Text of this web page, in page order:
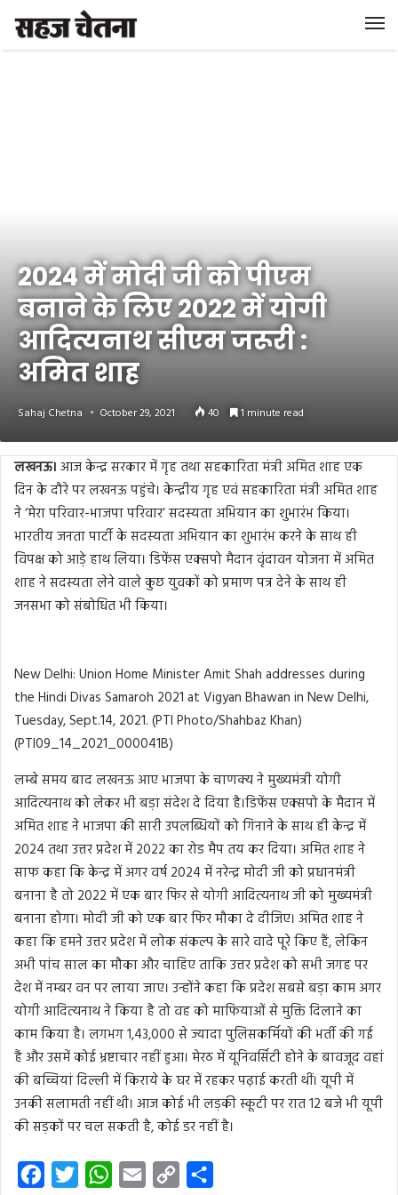
2024 में मोदी जी को पीएम
बनाने के लिए 2022 में योगी
आदित्यनाथ सीएम जरूरी :
अमित शाह
Sahaj Chetna October 29, 2021 40 1 minute read
लखनऊ। आज केन्द्र सरकार में गृह तथा सहकारिता मंत्री अमित शाह एक
दिन के दौरे पर लखनऊ पहुंचे। केन्द्रीय गृह एवं सहकारिता मंत्री अमित शाह
ने ‘मेरा परिवार-भाजपा परिवार’ सदस्यता अभियान का शुभारंभ किया।
भारतीय जनता पार्टी के सदस्यता अभियान का शुभारंभ करने के साथ ही
विपक्ष को आड़े हाथ लिया। डिफेंस एक्सपो मैदान वृंदावन योजना में अमित
शाह ने सदस्यता लेने वाले कुछ युवकों को प्रमाण पत्र देने के साथ ही
जनसभा को संबोधित भी किया।
New Delhi: Union Home Minister Amit Shah addresses during
the Hindi Divas Samaroh 2021 at Vigyan Bhawan in New Delhi,
Tuesday, Sept.14, 2021. (PTI Photo/Shahbaz Khan)
(PTI09_14_2021_000041B)
लम्बे समय बाद लखनऊ आए भाजपा के चाणक्य ने मुख्यमंत्री योगी
आदित्यनाथ को लेकर भी बड़ा संदेश दे दिया है।डिफेंस एक्सपो के मैदान में
अमित शाह ने भाजपा की सारी उपलब्धियों को गिनाने के साथ ही केन्द्र में
2024 तथा उत्तर प्रदेश में 2022 का रोड मैप तय कर दिया। अमित शाह ने
साफ कहा कि केन्द्र में अगर वर्ष 2024 में नरेन्द्र मोदी जी को प्रधानमंत्री
बनाना है तो 2022 में एक बार फिर से योगी आदित्यनाथ जी को मुख्यमंत्री
बनाना होगा। मोदी जी को एक बार फिर मौका दे दीजिए। अमित शाह ने
कहा कि हमने उत्तर प्रदेश में लोक संकल्प के सारे वादे पूरे किए हैं, लेकिन
अभी पांच साल का मौका और चाहिए ताकि उत्तर प्रदेश को सभी जगह पर
देश में नम्बर वन पर लाया जाए। उन्होंने कहा कि प्रदेश सबसे बड़ा काम अगर
योगी आदित्यनाथ ने किया है तो वह को माफियाओं से मुक्ति दिलाने का
काम किया है। लगभग 1,43,000 से ज्यादा पुलिसकर्मियों की भर्ती की गई
हैं और उसमें कोई भ्रष्टाचार नहीं हुआ। मेरठ में यूनिवर्सिटी होने के बावजूद वहां
की बच्चियां दिल्ली में किराये के घर में रहकर पढ़ाई करती थीं। यूपी में
उनकी सलामती नहीं थी। आज कोई भी लड़की स्कूटी पर रात 12 बजे भी यूपी
की सड़कों पर चल सकती है, कोई डर नहीं है।
W